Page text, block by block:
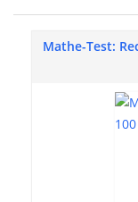
Mathe-Test: